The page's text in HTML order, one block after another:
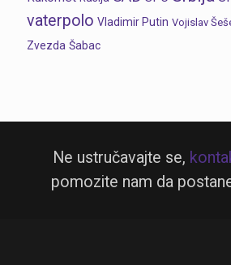
vaterpolo Vladimir Putin Vojislav
Zvezda Šabac
Ne ustručavajte se,
pomozite nam da